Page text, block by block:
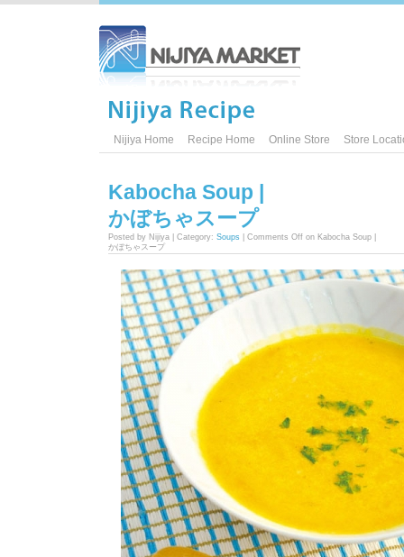
Nijiya Home Recipe Home Online Store Store
Kabocha Soup |
かぼちゃスープ
Posted by Nijiya | Category: Soups Comments Off on Kabocha Soup |
かぼちゃスープ